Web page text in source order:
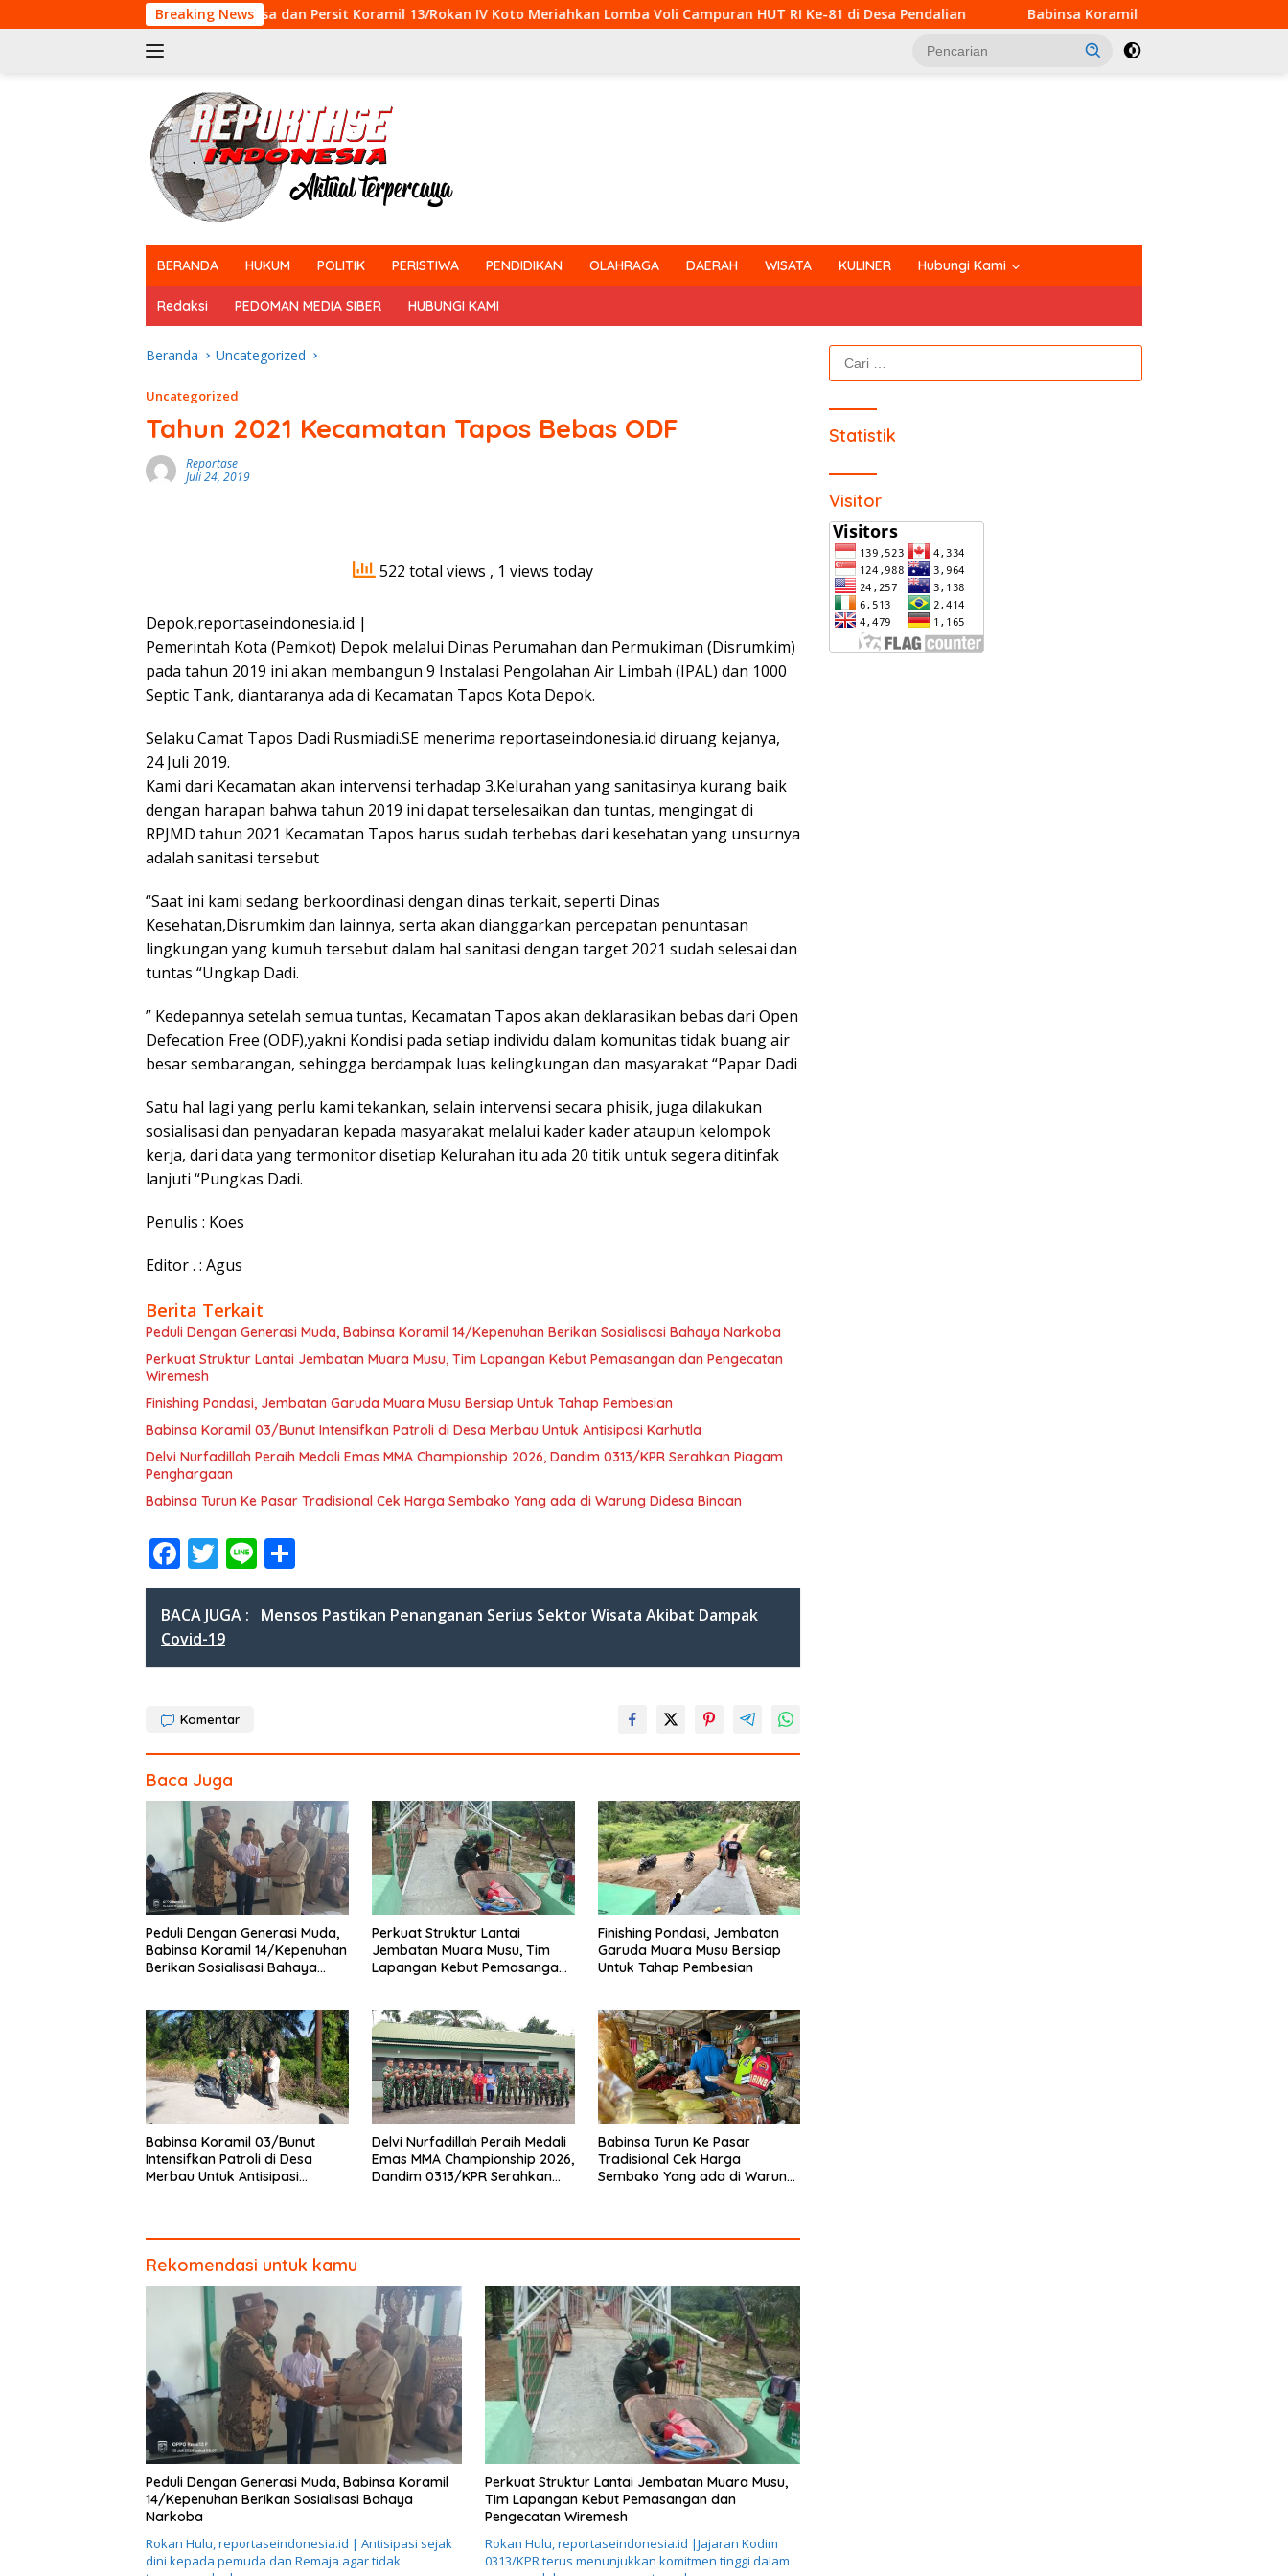
ke
Breaking News
Babinsa dan Persit Koramil 13/Rokan IV Koto Meriahkan Lomba Voli Campuran HUT RI Ke-81 di Desa Pendalian Babinsa Koramil 03/Bunut Perkuat Koordinasi Pencegahan
BERANDA HUKUM POLITIK PERISTIWA PENDIDIKAN OLAHRAGA DAERAH WISATA KULINER Hubungi Kami
Redaksi PEDOMAN MEDIA SIBER HUBUNGI KAMI
Beranda Uncategorized
Uncategorized
Tahun 2021 Kecamatan Tapos Bebas ODF
Reportase
Juli 24, 2019
522 total views , 1 views today
Depok,reportaseindonesia.id |
Pemerintah Kota (Pemkot) Depok melalui Dinas Perumahan dan Permukiman (Disrumkim)
pada tahun 2019 ini akan membangun 9 Instalasi Pengolahan Air Limbah (IPAL) dan 1000
Septic Tank, diantaranya ada di Kecamatan Tapos Kota Depok.
Selaku Camat Tapos Dadi Rusmiadi.SE menerima reportaseindonesia.id diruang kejanya,
24 Juli 2019.
Kami dari Kecamatan akan intervensi terhadap 3.Kelurahan yang sanitasinya kurang baik
dengan harapan bahwa tahun 2019 ini dapat terselesaikan dan tuntas, mengingat di
RPJMD tahun 2021 Kecamatan Tapos harus sudah terbebas dari kesehatan yang unsurnya
adalah sanitasi tersebut
“Saat ini kami sedang berkoordinasi dengan dinas terkait, seperti Dinas
Kesehatan,Disrumkim dan lainnya, serta akan dianggarkan percepatan penuntasan
lingkungan yang kumuh tersebut dalam hal sanitasi dengan target 2021 sudah selesai dan
tuntas “Ungkap Dadi.
” Kedepannya setelah semua tuntas, Kecamatan Tapos akan deklarasikan bebas dari Open
Defecation Free (ODF),yakni Kondisi pada setiap individu dalam komunitas tidak buang air
besar sembarangan, sehingga berdampak luas kelingkungan dan masyarakat “Papar Dadi
Satu hal lagi yang perlu kami tekankan, selain intervensi secara phisik, juga dilakukan
sosialisasi dan penyadaran kepada masyarakat melalui kader kader ataupun kelompok
kerja, dari data yang termonitor disetiap Kelurahan itu ada 20 titik untuk segera ditinfak
lanjuti “Pungkas Dadi.
Penulis : Koes
Editor . : Agus
Berita Terkait
Peduli Dengan Generasi Muda, Babinsa Koramil 14/Kepenuhan Berikan Sosialisasi Bahaya Narkoba
Perkuat Struktur Lantai Jembatan Muara Musu, Tim Lapangan Kebut Pemasangan dan Pengecatan
Wiremesh
Finishing Pondasi, Jembatan Garuda Muara Musu Bersiap Untuk Tahap Pembesian
Babinsa Koramil 03/Bunut Intensifkan Patroli di Desa Merbau Untuk Antisipasi Karhutla
Delvi Nurfadillah Peraih Medali Emas MMA Championship 2026, Dandim 0313/KPR Serahkan Piagam
Penghargaan
Babinsa Turun Ke Pasar Tradisional Cek Harga Sembako Yang ada di Warung Didesa Binaan
F
ac
e
b
o
o
k
T
w
itt
er
Li
n
e
h
ar
BACA JUGA :
Mensos Pastikan Penanganan Serius Sektor Wisata Akibat Dampak
Covid-19
Komentar
Baca Juga
Peduli Dengan Generasi Muda,
Babinsa Koramil 14/Kepenuhan
Berikan Sosialisasi Bahaya
Perkuat Struktur Lantai
Jembatan Muara Musu, Tim
Lapangan Kebut Pemasangan
Finishing Pondasi, Jembatan
Garuda Muara Musu Bersiap
Untuk Tahap Pembesian
Babinsa Koramil 03/Bunut
Intensifkan Patroli di Desa
Merbau Untuk Antisipasi
Delvi Nurfadillah Peraih Medali
Emas MMA Championship 2026,
Dandim 0313/KPR Serahkan
Babinsa Turun Ke Pasar
Tradisional Cek Harga
Sembako Yang ada di Warung
Rekomendasi untuk kamu
Peduli Dengan Generasi Muda, Babinsa Koramil
14/Kepenuhan Berikan Sosialisasi Bahaya
Narkoba
Rokan Hulu, reportaseindonesia.id | Antisipasi sejak
dini kepada pemuda dan Remaja agar tidak
Perkuat Struktur Lantai Jembatan Muara Musu,
Tim Lapangan Kebut Pemasangan dan
Pengecatan Wiremesh
Rokan Hulu, reportaseindonesia.id |Jajaran Kodim
0313/KPR terus menunjukkan komitmen tinggi dalam
Cari
untuk:
Statistik
Visitor